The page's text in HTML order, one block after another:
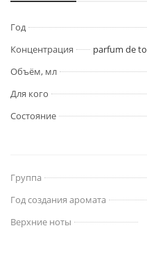
Год
Концентрация
parfum de
Объём, мл
Для кого
Состояние
Группа
Год создания аромата
Верхние ноты